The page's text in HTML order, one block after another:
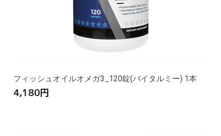
フィッシュオイルオメガ3_120錠(バイタルミー) 1本
4,180円